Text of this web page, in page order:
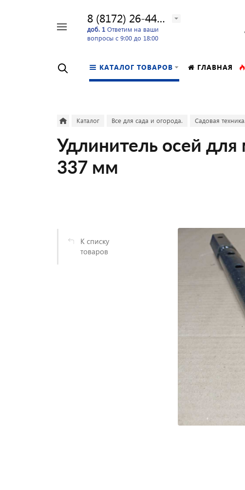
8 (8172) 26-44-24
доб. 1 Ответим на ваши
вопросы с 9:00 до 18:00
КАТАЛОГ ТОВАРОВ ГЛАВНАЯ
Каталог Все для сада и огорода. Садовая техника.
Удлинитель осей
337 мм
К списку
товаров